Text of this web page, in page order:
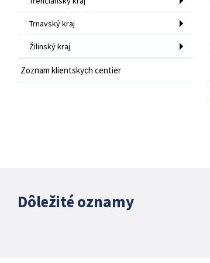
Trnavský kraj
Žilinský kraj
Zoznam klientskych centier
Dôležité oznamy